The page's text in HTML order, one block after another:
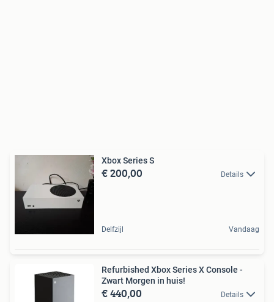
Xbox Series S
€ 200,00 Details
Delfzijl Vandaag
Refurbished Xbox Series X Console -
Zwart Morgen in huis!
€ 440,00 Details